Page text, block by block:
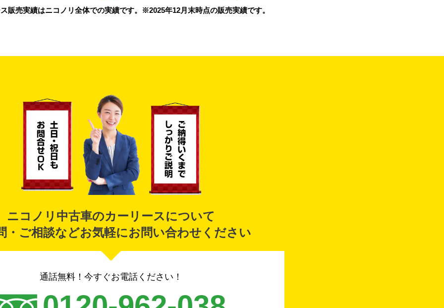
販売実績はニコノリ全体での実績です。※2025年12月末時点の販売実績です。
ニコノリ中古車のカーリースについて
・ご相談などお気軽にお問い合わせください
通話無料！今すぐお電話ください！